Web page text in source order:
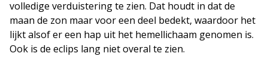
volledige verduistering te zien. Dat houdt in dat de
maan de zon maar voor een deel bedekt, waardoor het
lijkt alsof er een hap uit het hemellichaam genomen is.
Ook is de eclips lang niet overal te zien.